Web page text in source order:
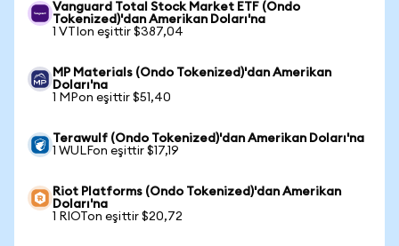
Vanguard Total Stock Market ETF (Ondo
Tokenized)'dan Amerikan Doları'na
1 VTIon eşittir $387,04
MP Materials (Ondo Tokenized)'dan Amerikan
Doları'na
1 MPon eşittir $51,40
Terawulf (Ondo Tokenized)'dan Amerikan Doları'na
1 WULFon eşittir $17,19
Riot Platforms (Ondo Tokenized)'dan Amerikan
Doları'na
1 RIOTon eşittir $20,72